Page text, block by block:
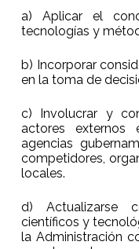
a) Aplicar el
tecnologías y
b) Incorporar
en la toma de
c) Involucrar y
actores externos
agencias
competidores,
locales.
d) Actualizarse
científicos y
la Administración